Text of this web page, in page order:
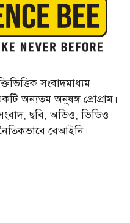
সংবাদমাধ্যম
অন্যতম অনুষঙ্গ প্রোগ্রাম।
ছবি, অডিও, ভিডিও
বেআইনি।